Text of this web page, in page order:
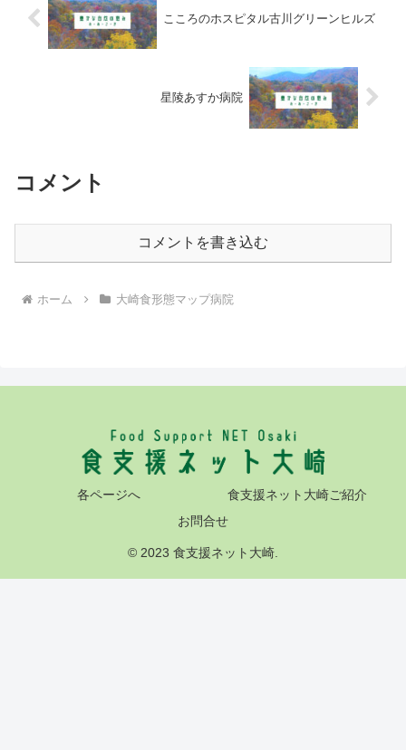
こころのホスピタル古川グリーンヒルズ
星陵あすか病院
コメント
コメントを書き込む
ホーム 大崎食形態マップ病院
各ページへ
食支援ネット大崎ご紹介
お問合せ
© 2023 食支援ネット大崎.